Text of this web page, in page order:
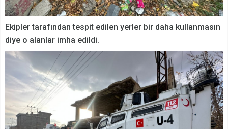
Ekipler tarafından tespit edilen yerler bir daha kullanmasın
diye o alanlar imha edildi.